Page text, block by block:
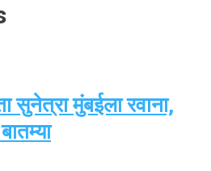
सुनेत्रा मुंबईला रवाना,